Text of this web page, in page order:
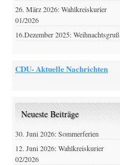
26. März 2026: Wahlkreiskurier
01/2026
16.Dezember 2025: Weihnachtsgruß
CDU- Aktuelle Nachrichten
Neueste Beiträge
30. Juni 2026: Sommerferien
12. Juni 2026: Wahlkreiskurier
02/2026